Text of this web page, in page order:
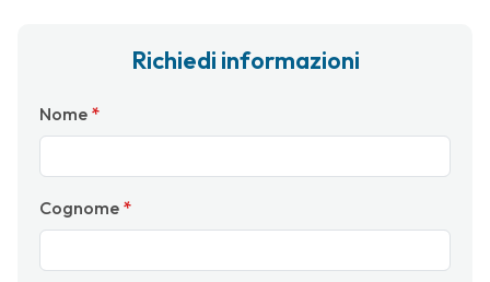
Richiedi informazioni
Nome *
Cognome *